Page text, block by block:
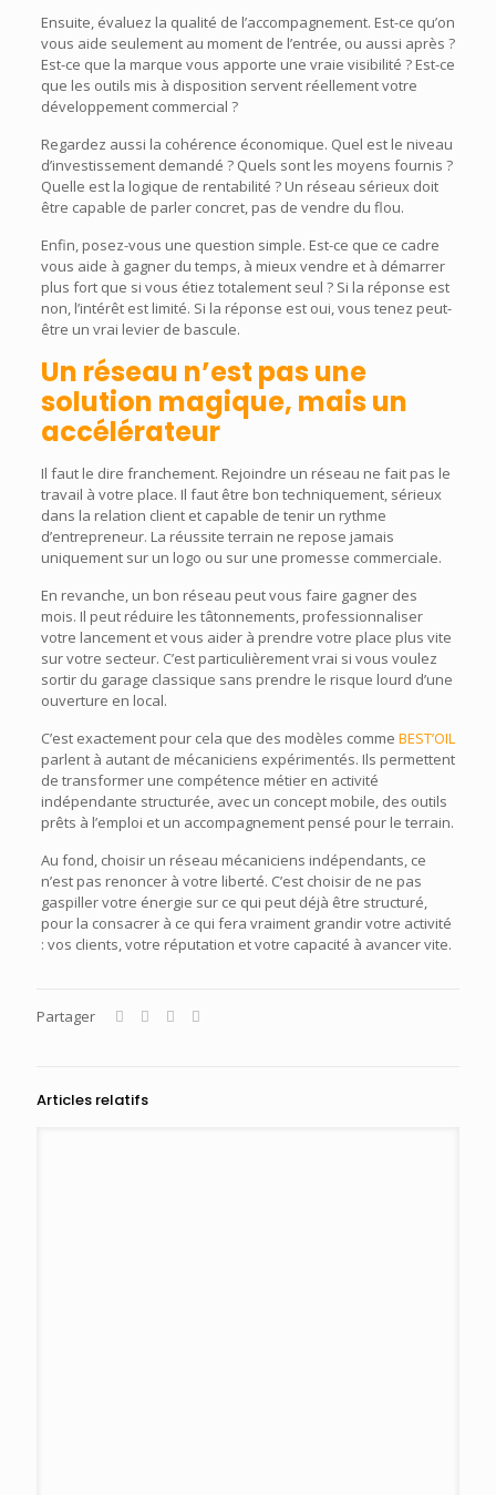
Ensuite, évaluez la qualité de l’accompagnement. Est-ce qu’on
vous aide seulement au moment de l’entrée, ou aussi après ?
Est-ce que la marque vous apporte une vraie visibilité ? Est-ce
que les outils mis à disposition servent réellement votre
développement commercial ?
Regardez aussi la cohérence économique. Quel est le niveau
d’investissement demandé ? Quels sont les moyens fournis ?
Quelle est la logique de rentabilité ? Un réseau sérieux doit
être capable de parler concret, pas de vendre du flou.
Enfin, posez-vous une question simple. Est-ce que ce cadre
vous aide à gagner du temps, à mieux vendre et à démarrer
plus fort que si vous étiez totalement seul ? Si la réponse est
non, l’intérêt est limité. Si la réponse est oui, vous tenez peut-
être un vrai levier de bascule.
Un réseau n’est pas une
solution magique, mais un
accélérateur
Il faut le dire franchement. Rejoindre un réseau ne fait pas le
travail à votre place. Il faut être bon techniquement, sérieux
dans la relation client et capable de tenir un rythme
d’entrepreneur. La réussite terrain ne repose jamais
uniquement sur un logo ou sur une promesse commerciale.
En revanche, un bon réseau peut vous faire gagner des
mois. Il peut réduire les tâtonnements, professionnaliser
votre lancement et vous aider à prendre votre place plus vite
sur votre secteur. C’est particulièrement vrai si vous voulez
sortir du garage classique sans prendre le risque lourd d’une
ouverture en local.
C’est exactement pour cela que des modèles comme BEST’OIL
parlent à autant de mécaniciens expérimentés. Ils permettent
de transformer une compétence métier en activité
indépendante structurée, avec un concept mobile, des outils
prêts à l’emploi et un accompagnement pensé pour le terrain.
Au fond, choisir un réseau mécaniciens indépendants, ce
n’est pas renoncer à votre liberté. C’est choisir de ne pas
gaspiller votre énergie sur ce qui peut déjà être structuré,
pour la consacrer à ce qui fera vraiment grandir votre activité
: vos clients, votre réputation et votre capacité à avancer vite.
Partager
Articles relatifs